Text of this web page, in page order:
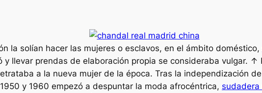
la solían hacer las mujeres o esclavos, en el ámbito doméstico,
y llevar prendas de elaboración propia se consideraba vulgar. ↑
a la nueva mujer de la época. Tras la independización
y 1960 empezó a despuntar la moda afrocéntrica, sudadera